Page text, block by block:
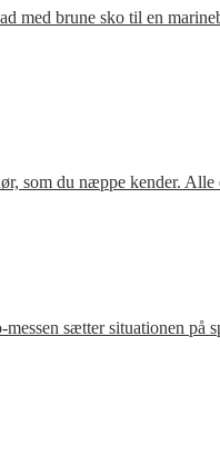
brune sko til en
som du næppe kender. Alle
sætter situationen